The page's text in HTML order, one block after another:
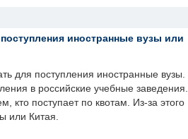
иностранные вузы или
для поступления иностранные вузы.
в российские учебные заведения.
кто поступает по квотам. Из-за этого
или Китая.